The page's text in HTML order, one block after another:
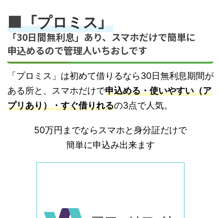
■「プロミス」
「30日間無利息」あり、スマホだけで簡単に
申込めるので管理人いちおしです
「プロミス」は初めて借りるなら30日無利息期間が
ある所と、スマホだけで申込める・使いやすい（ア
プリあり）・すぐ借りれるの3点で人気。
50万円までならスマホと身分証だけで
簡単に申込み出来ます